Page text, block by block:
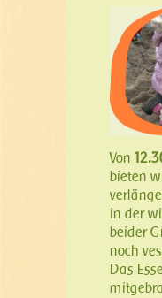
Von
bieten
in der
beider
noch
Das